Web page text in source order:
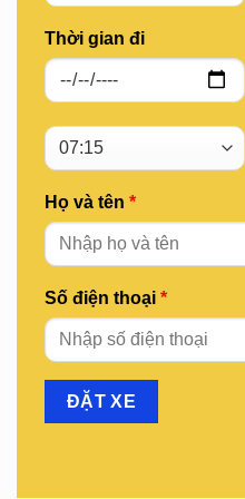
Thời gian đi
Họ và tên *
Số điện thoại *